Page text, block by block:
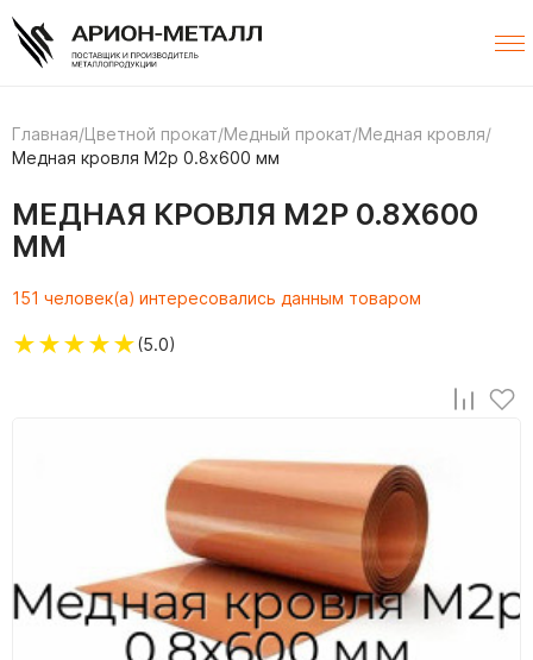
Главная/Цветной прокат/Медный прокат/Медная кровля/
Медная кровля М2р 0.8х600 мм
МЕДНАЯ КРОВЛЯ М2Р 0.8Х600
ММ
151 человек(а) интересовались данным товаром
★★★★★(5.0)